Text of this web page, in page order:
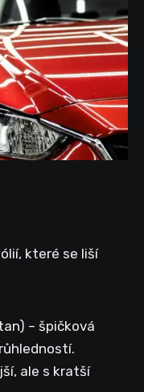
které se liší
– špičková
ale s kratší